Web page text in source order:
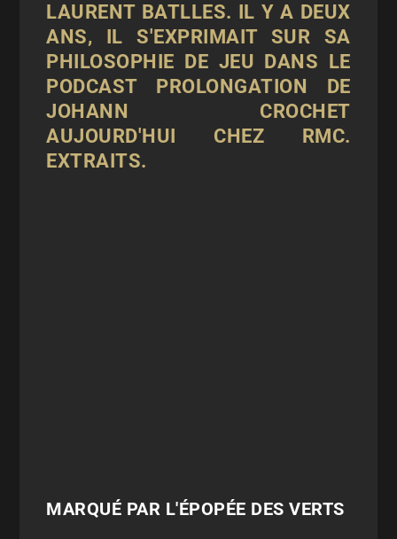
LAURENT BATLLES. IL Y A DEUX
ANS, IL S'EXPRIMAIT SUR SA
PHILOSOPHIE DE JEU DANS LE
PODCASTPROLONGATION DE
JOHANN CROCHET
AUJOURD'HUI CHEZ RMC.
EXTRAITS.
MARQUÉ PAR L'ÉPOPÉE DES VERTS